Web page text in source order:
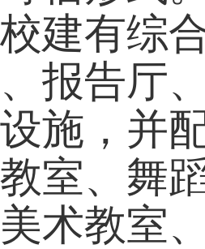
建有综
报告厅
施，并
室、舞
术教室